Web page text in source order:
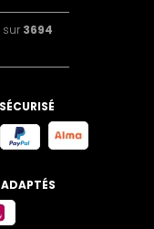
sur 3694